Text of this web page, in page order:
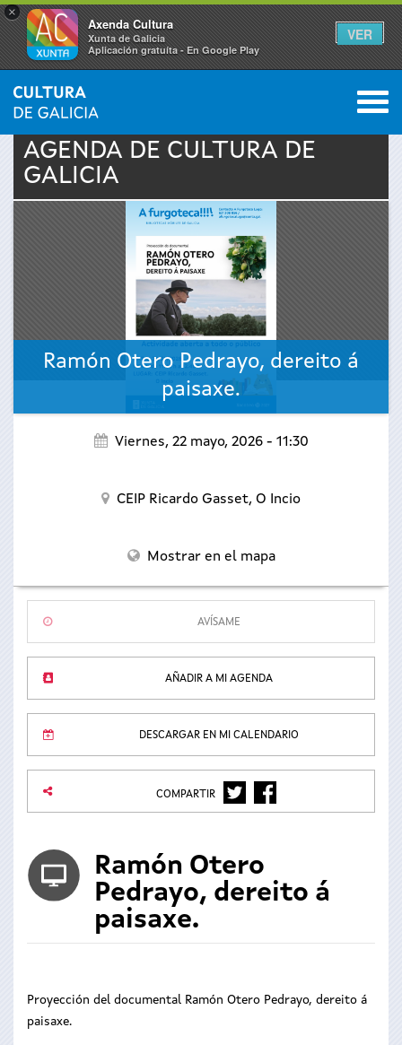
×
Axenda Cultura
Xunta de Galicia
Aplicación gratuíta - En Google Play
VER
Se
encuentra
INICIO › ACTUALIDAD 0
AGENDA DE CULTURA DE
GALICIA
Ramón Otero Pedrayo, dereito á
paisaxe.
Viernes, 22 mayo, 2026 - 11:30
CEIP Ricardo Gasset, O Incio
Mostrar en el mapa
AVÍSAME
AÑADIR A MI AGENDA
DESCARGAR EN MI CALENDARIO
COMPARTIR TWITTERFACEBOOK
Ramón Otero
Pedrayo, dereito á
paisaxe.
Proyección del documental Ramón Otero Pedrayo, dereito á
paisaxe.